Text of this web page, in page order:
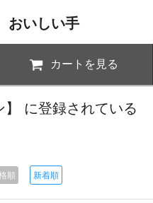
いしい手
カートを見る
】 に登録されている
順 新着順